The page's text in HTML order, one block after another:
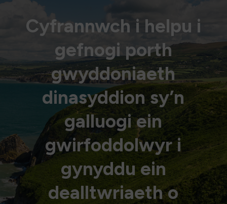
Cyfrannwch i helpu i
gefnogi porth
gwyddoniaeth
dinasyddion sy’n
galluogi ein
gwirfoddolwyr i
gynyddu ein
dealltwriaeth o